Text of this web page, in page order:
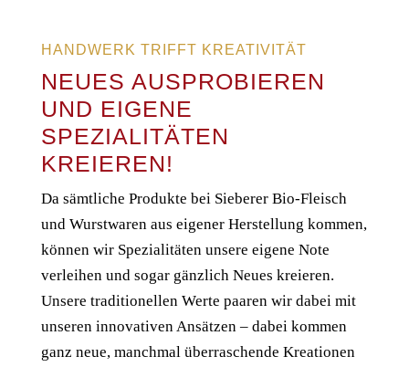
HANDWERK TRIFFT KREATIVITÄT
NEUES AUSPROBIEREN
UND EIGENE
SPEZIALITÄTEN
KREIEREN!
Da sämtliche Produkte bei Sieberer Bio-Fleisch
und Wurstwaren aus eigener Herstellung kommen,
können wir Spezialitäten unsere eigene Note
verleihen und sogar gänzlich Neues kreieren.
Unsere traditionellen Werte paaren wir dabei mit
unseren innovativen Ansätzen – dabei kommen
ganz neue, manchmal überraschende Kreationen